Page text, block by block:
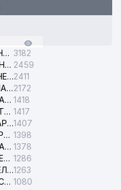
ЯШНАБАДСКАЯ АВАРИЙНАЯ СЛУЖБА ЭЛЕКТРОСЕТИ 3182
ЧИЛАНЗАРСКАЯ АВАРИЙНАЯ СЛУЖБА ЭЛЕКТРОСЕТИ 2459
ТЕЛЕФОНЫ ДОВЕРИЯ ГЕНЕРАЛЬНОЙ ПРОКУРАТУРЫ РЕСПУБЛИКИ УЗБЕКИСТАН2411
АЛМАЗАРСКАЯ АВАРИЙНАЯ СЛУЖБА ЭЛЕКТРОСЕТИ2172
УЧТЕПИНСКАЯ АВАРИЙНАЯ СЛУЖБА ЭЛЕКТРОСЕТИ 1418
TOSHKENT SHAHAR ELEKTR TARMOQLARI KORXONASI АО 1417
ШАЙХАНТАХУРСКАЯ АВАРИЙНАЯ СЛУЖБА ЭЛЕКТРОСЕТИ1407
САМАРКАНД ЭЛЕКТР ТАРМОКЛАРИ АО 1398
SURHONDARYO ELEKTR TARMOKLARI АО 1378
АВАРИЙНАЯ СЛУЖБА ЭЛЕКТРОСЕТИ ТАШКЕНТСКОГО РАЙОНА 1286
СПРАВОЧНОЕ БЮРО О ТЕЛЕФОНАХ ОРГАНИЗАЦИЙ г. ТАШКЕНТА1263
ТЕЛЕФОНЫ ДОВЕРИЯ ГОСУДАРСТВЕННОГО ЦЕНТРА ТЕСТИРОВАНИЯ 1080